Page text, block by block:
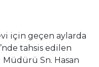
için geçen aylarda
tahsis edilen
Müdürü Sn. Hasan